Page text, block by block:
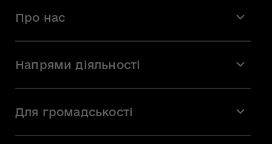
Про нас
Команда
Вакансії
Напрями діяльності
Мистецька освіта
Для громадськості